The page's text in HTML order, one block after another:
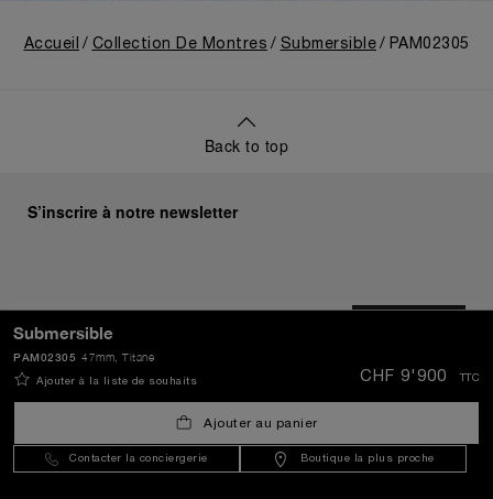
Submersible
47mm , Titane
PAM02305
Ajouter à la liste de souhaits CHF 9'900 TTC
Ajouter au panier
Contacter la conciergerie Boutique la plus proche
Accueil Collection De Montres Submersible PAM02305
Back to top
S’inscrire à notre newsletter
Switzerland(CHF CHF)- FR